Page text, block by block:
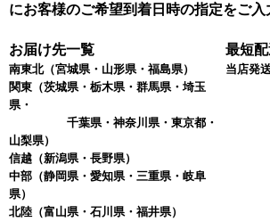
にお客様のご希望到着日時の指定をご入
お届け先一覧 最短
南東北（宮城県・山形県・福島県）
関東 （茨城県・栃木県・群馬県・埼玉
県・
千葉県・神奈川県・東京都・
山梨県）
信越 （新潟県・長野県）
中部 （静岡県・愛知県・三重県・岐阜
県）
北陸 （富山県・石川県・福井県）
当店発